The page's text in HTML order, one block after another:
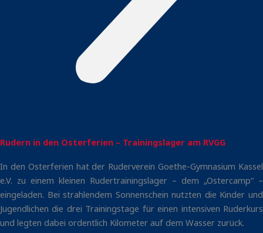
Rudern in den Osterferien – Trainingslager am RVGG
In den Osterferien hat der Ruderverein Goethe-Gymnasium Kassel
e.V. zu einem kleinen Rudertrainingslager – dem „Ostercamp“ –
eingeladen. Bei strahlendem Sonnenschein nutzten die Kinder und
Jugendlichen die drei Trainingstage für einen intensiven Ruderkurs
und legten dabei ordentlich Kilometer auf dem Wasser zurück.